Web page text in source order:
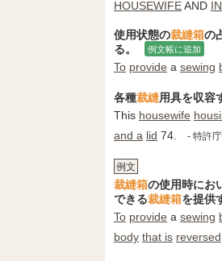
HOUSEWIFEAND
使用状態の裁縫箱の
る。
例文帳に追加
To provide a sewing
各種裁縫用具を収容
This housewife
and a lid 74. - 特許庁
例文
裁縫箱の使用時にお
できる裁縫箱を提供
To provide a sewing
body that is reversed